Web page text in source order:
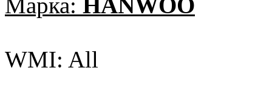
Марка: HANWOO
WMI: All